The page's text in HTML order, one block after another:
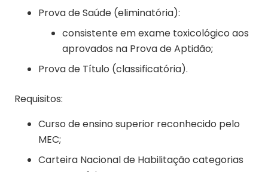
Prova de Saúde (eliminatória):
consistente em exame toxicológico aos
aprovados na Prova de Aptidão;
Prova de Título (classificatória).
Requisitos:
Curso de ensino superior reconhecido pelo
MEC;
Carteira Nacional de Habilitação categorias